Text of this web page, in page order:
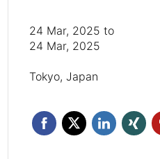
24 Mar, 2025 to
24 Mar, 2025
Tokyo, Japan